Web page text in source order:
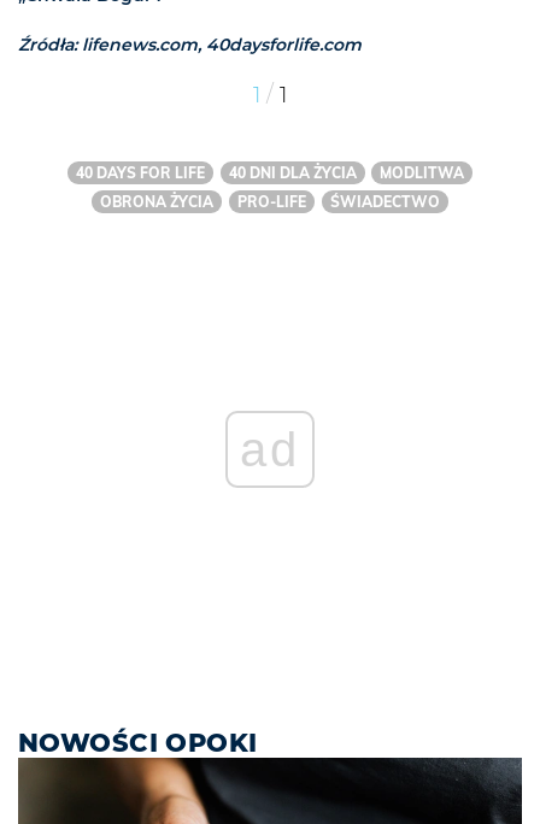
Źródła: lifenews.com, 40daysforlife.com
1 / 1
40 DAYS FOR LIFE 40 DNI DLA ŻYCIA
MODLITWA
OBRONA ŻYCIA
PRO-LIFE ŚWIADECTWO
ad
NOWOŚCI OPOKI